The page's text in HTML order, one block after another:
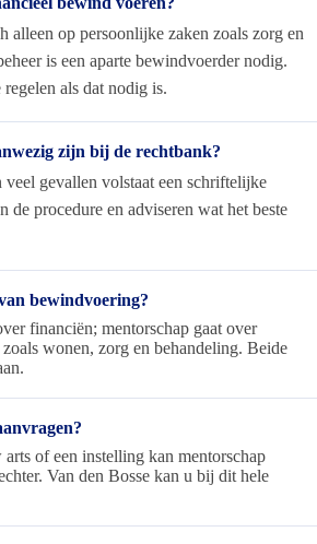
alleen op persoonlijke zaken zoals zorg en
is een aparte bewindvoerder nodig.
als dat nodig is.
zijn bij de rechtbank?
gevallen volstaat een schriftelijke
de procedure en adviseren wat het beste
bewindvoering?
financiën; mentorschap gaat over
wonen, zorg en behandeling. Beide
of een instelling kan mentorschap
Van den Bosse kan u bij dit hele